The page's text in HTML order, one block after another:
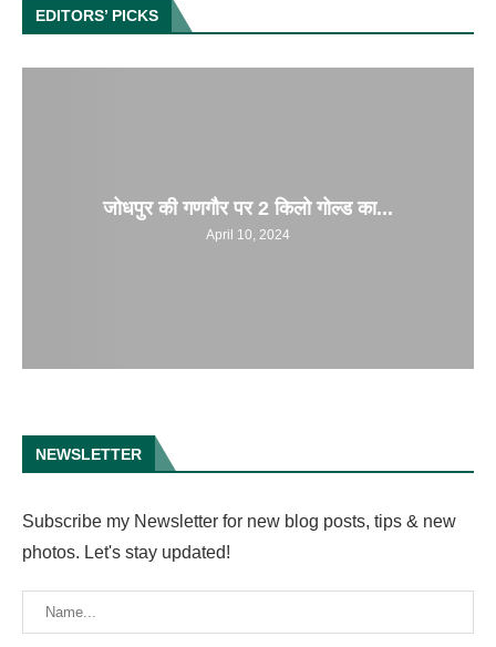
EDITORS’ PICKS
जोधपुर की गणगौर पर 2 किलो गोल्ड का...
April 10, 2024
NEWSLETTER
Subscribe my Newsletter for new blog posts, tips & new
photos. Let's stay updated!